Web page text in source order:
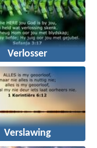
Verlosser
Verslawing